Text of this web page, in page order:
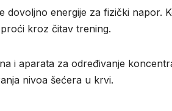
energije za fizički napor.
kroz čitav trening.
i aparata za određivanje
nivoa šećera u krvi.